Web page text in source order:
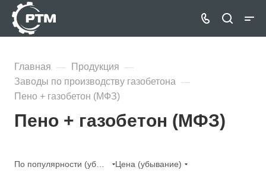
Главная — Продукция —
Заводы по производству газобетона —
Пено + газобетон (МФЗ)
Пено + газобетон (МФЗ)
Цена (убывание)